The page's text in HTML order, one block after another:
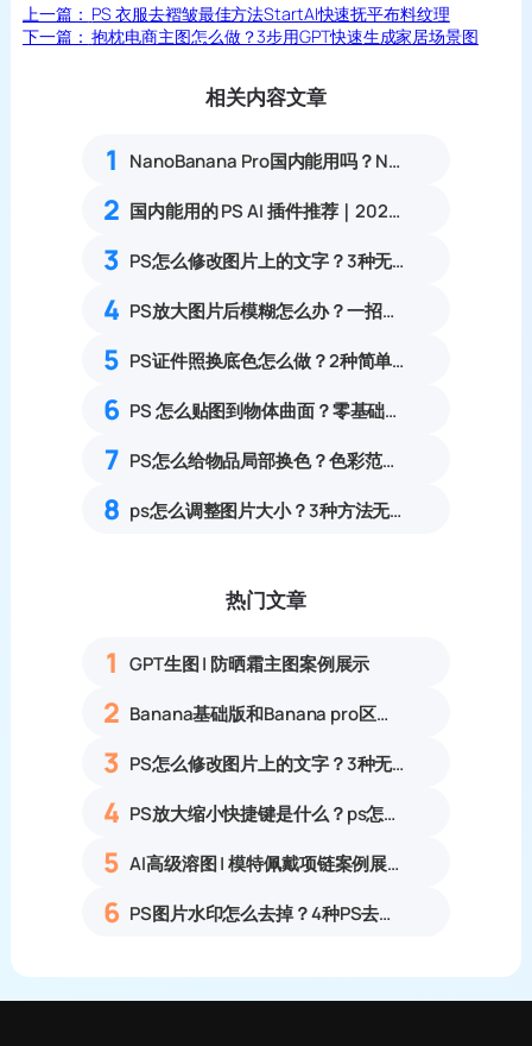
上一篇： PS 衣服去褶皱最佳方法StartAI快速抚平布料纹理
下一篇： 抱枕电商主图怎么做？3步用GPT快速生成家居场景图
相关内容文章
1 NanoBanana Pro国内能用吗？Nano banana使用教程
2 国内能用的 PS AI 插件推荐｜2026 4款AI插件最新实测
3 PS怎么修改图片上的文字？3种无痕改字方案，消除修复痕迹
4 PS放大图片后模糊怎么办？一招提升图片清晰度
5 PS证件照换底色怎么做？2种简单处理方式
6 PS 怎么贴图到物体曲面？零基础产品贴图贴合实操教程
7 PS怎么给物品局部换色？色彩范围精准改色零基础教程
8 ps怎么调整图片大小？3种方法无损放大插件教程
热门文章
1 GPT生图 | 防晒霜主图案例展示
2 Banana基础版和Banana pro区别对比丨具体案例应用+使用教程
3 PS怎么修改图片上的文字？3种无痕改字方法，新手也能搞定
4 PS放大缩小快捷键是什么？ps怎么把图片拉大拉小？
5 AI高级溶图 | 模特佩戴项链案例展示
6 PS图片水印怎么去掉？4种PS去水印方法教程无痕去除各类图片水印